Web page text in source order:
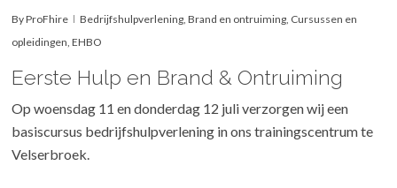
ByProFhire Bedrijfshulpverlening ,Brand en ontruiming Cursussen en
opleidingen ,EHBO
Eerste Hulp en Brand & Ontruiming
Op woensdag 11 en donderdag 12 juli verzorgen wij een
basiscursus bedrijfshulpverlening in ons trainingscentrum te
Velserbroek.